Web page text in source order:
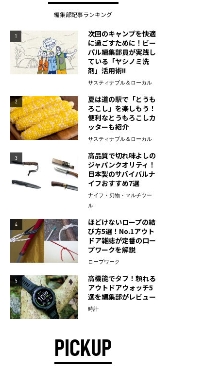
編集部記事ランキング
1
次回のキャンプを快適
に過ごすために！ビー
パル編集部員が実践し
ている「ヤシノミ洗
剤」活用術!!
サスティナブル＆ローカル
2
夏は道の駅で「とうも
ろこし」を楽しもう！
便利なとうもろこしカ
ッターも紹介
サスティナブル＆ローカル
3
高品質で切れ味よしの
ジャパンクオリティ！
日本製のサバイバルナ
イフおすすめ7選
ナイフ・刃物・マルチツー
ル
4
ほどけないロープの結
び方5選！No.1アウト
ドア雑誌が定番のロー
プワークを解説
ロープワーク
5
高機能でタフ！頼れる
アウトドアウォッチ5
選を編集部がレビュー
時計
PICKUP